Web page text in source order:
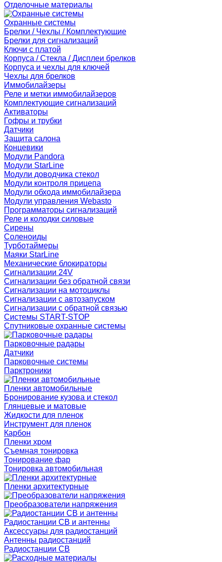
Отделочные материалы
Охранные системы
Брелки / Чехлы / Комплектующие
Брелки для сигнализаций
Ключи с платой
Корпуса / Стекла / Дисплеи брелков
Корпуса и чехлы для ключей
Чехлы для брелков
Иммобилайзеры
Реле и метки иммобилайзеров
Комплектующие сигнализаций
Активаторы
Гофры и трубки
Датчики
Защита салона
Концевики
Модули Pandora
Модули StarLine
Модули доводчика стекол
Модули контроля прицепа
Модули обхода иммобилайзера
Модули управления Webasto
Программаторы сигнализаций
Реле и колодки силовые
Сирены
Соленоиды
Турботаймеры
Маяки StarLine
Механические блокираторы
Сигнализации 24V
Сигнализации без обратной связи
Сигнализации на мотоциклы
Сигнализации с автозапуском
Сигнализации с обратной связью
Системы START-STOP
Спутниковые охранные системы
Парковочные радары
Датчики
Парковочные системы
Парктроники
Пленки автомобильные
Бронирование кузова и стекол
Глянцевые и матовые
Жидкости для пленок
Инструмент для пленок
Карбон
Пленки хром
Съемная тонировка
Тонирование фар
Тонировка автомобильная
Пленки архитектурные
Преобразователи напряжения
Радиостанции CB и антенны
Аксессуары для радиостанций
Антенны радиостанций
Радиостанции CB